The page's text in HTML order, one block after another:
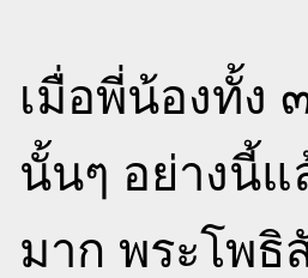
เมื่อพี่น้องทั้ง
นั้นๆ อย่างนี้แ
มาก พระโพธิ